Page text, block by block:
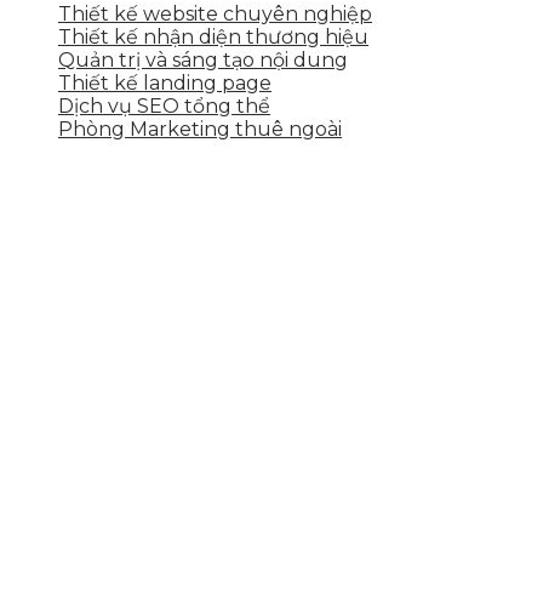
Thiết kế website chuyên nghiệp
Thiết kế nhận diện thương hiệu
Quản trị và sáng tạo nội dung
Thiết kế landing page
Dịch vụ SEO tổng thể
Phòng Marketing thuê ngoài